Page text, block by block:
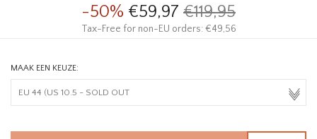
-50% €59,97 €119,95
Tax-Free for non-EU orders: €49,56
MAAK EEN KEUZE: